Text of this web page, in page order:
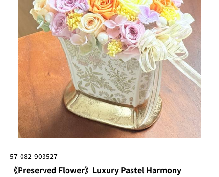
57-082-903527
《Preserved Flower》Luxury Pastel Harmony